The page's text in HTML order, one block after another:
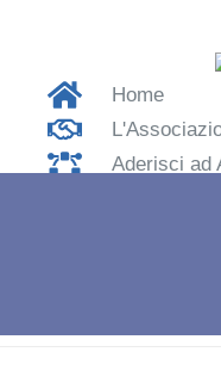
Home
Aderisci ad